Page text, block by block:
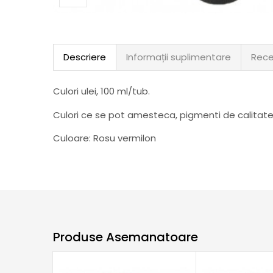
Descriere Informații suplimentare
Culori ulei, 100 ml/tub.
Culori ce se pot amesteca, pigmenti de
Culoare: Rosu vermilon
Produse Asemanatoare